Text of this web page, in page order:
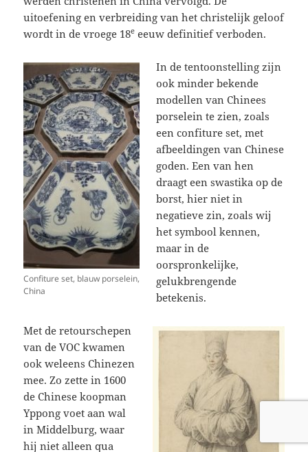
uitoefening en verbreiding van het christelijk geloof
wordt in de vroege 18e eeuw definitief verboden.
Confiture set, blauw porselein,
China
In de tentoonstelling zijn
ook minder bekende
modellen van Chinees
porselein te zien, zoals
een confiture set, met
afbeeldingen van Chinese
goden. Een van hen
draagt een swastika op de
borst, hier niet in
negatieve zin, zoals wij
het symbool kennen,
maar in de
oorspronkelijke,
gelukbrengende
betekenis.
Met de retourschepen
van de VOC kwamen
ook weleens Chinezen
mee. Zo zette in 1600
de Chinese koopman
Yppong voet aan wal
in Middelburg, waar
hij niet alleen qua